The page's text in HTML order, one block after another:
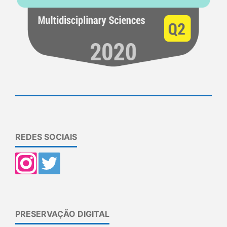
REDES SOCIAIS
PRESERVAÇÃO DIGITAL